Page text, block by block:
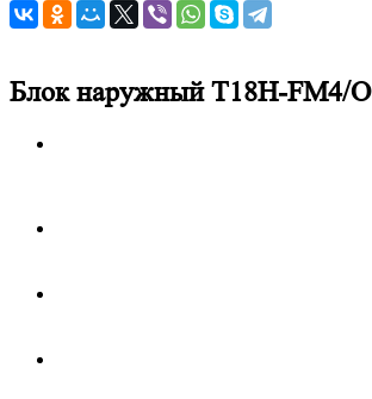
Блок наружный T18H-FM4/O